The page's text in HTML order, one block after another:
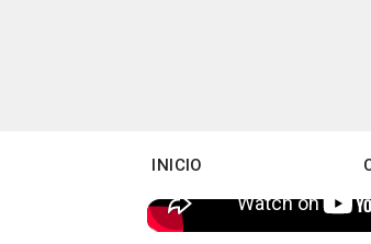
INICIO